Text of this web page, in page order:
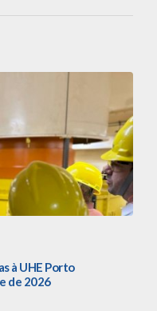
à UHE Porto
de 2026